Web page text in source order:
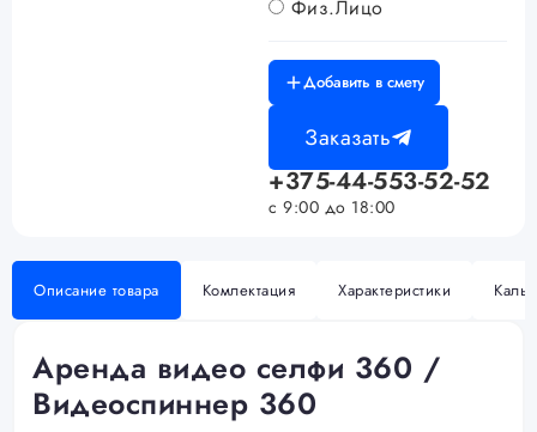
Физ.Лицо
Добавить в смету
Заказать
+375-44-553-52-52
с 9:00 до 18:00
Описание товара Комлектация Характеристики
Аренда видео селфи 360 /
Видеоспиннер 360